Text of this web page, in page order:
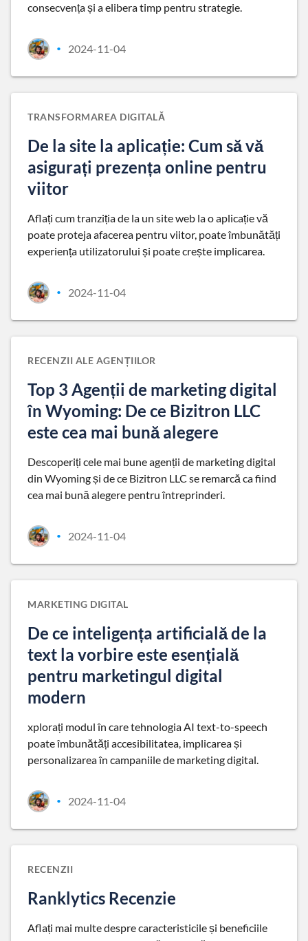
consecvența și a elibera timp pentru strategie.
• 2024-11-04
TRANSFORMAREA DIGITALĂ
De la site la aplicație: Cum să vă
asigurați prezența online pentru
viitor
Aflați cum tranziția de la un site web la o aplicație vă
poate proteja afacerea pentru viitor, poate îmbunătăți
experiența utilizatorului și poate crește implicarea.
• 2024-11-04
RECENZII ALE AGENȚIILOR
Top 3 Agenții de marketing digital
în Wyoming: De ce Bizitron LLC
este cea mai bună alegere
Descoperiți cele mai bune agenții de marketing digital
din Wyoming și de ce Bizitron LLC se remarcă ca fiind
cea mai bună alegere pentru întreprinderi.
• 2024-11-04
MARKETING DIGITAL
De ce inteligența artificială de la
text la vorbire este esențială
pentru marketingul digital
modern
xplorați modul în care tehnologia AI text-to-speech
poate îmbunătăți accesibilitatea, implicarea și
personalizarea în campaniile de marketing digital.
• 2024-11-04
RECENZII
Ranklytics Recenzie
Aflați mai multe despre caracteristicile și beneficiile